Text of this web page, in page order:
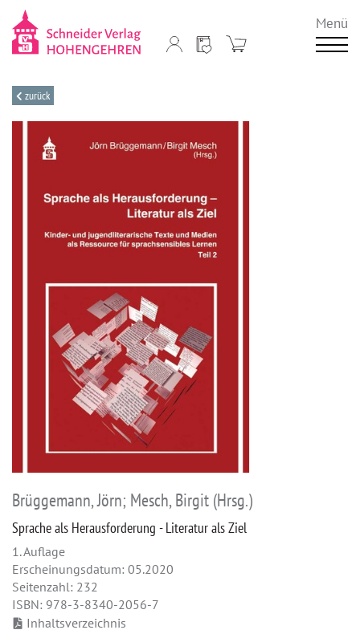
Menü
zurück
Brüggemann, Jörn; Mesch, Birgit (Hrsg.)
Sprache als Herausforderung - Literatur als Ziel
1. Auflage
Erscheinungsdatum: 05.2020
Seitenzahl: 232
ISBN: 978-3-8340-2056-7
Inhaltsverzeichnis